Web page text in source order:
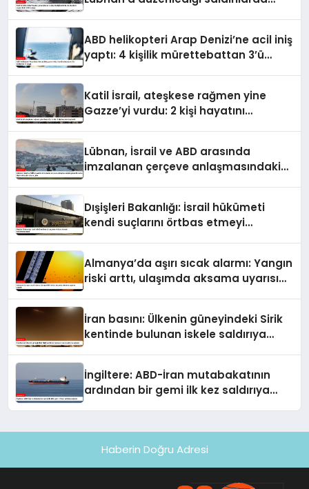
ABD helikopteri Arap Denizi’ne acil iniş
yaptı: 4 kişilik mürettebattan 3’ü
Katil İsrail, ateşkese rağmen yine
Gazze’yi vurdu: 2 kişi hayatını
Lübnan, İsrail ve ABD arasında
imzalanan çerçeve anlaşmasındaki
Dışişleri Bakanlığı: İsrail hükümeti
kendi suçlarını örtbas etmeyi
Almanya’da aşırı sıcak alarmı: Yangın
riski arttı, ulaşımda aksama uyarısı
İran basını: Ülkenin güneyindeki Sirik
kentinde bulunan iskele saldırıya
İngiltere: ABD-İran mutabakatının
ardından bir gemi ilk kez saldırıya
Haberin Doğru Adresi